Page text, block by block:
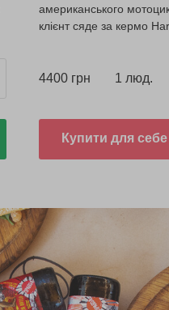
американського
клієнт сяде за кермо
4400 грн 1 люд.
Купити для себе